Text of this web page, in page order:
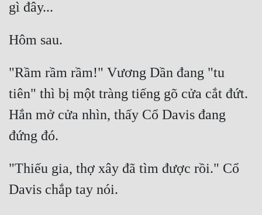
"Rầm rầm rầm!" Vương Dần đang "tu
tiên" thì bị một tràng tiếng gõ cửa cắt đứt.
Hắn mở cửa nhìn, thấy Cổ Davis đang
"Thiếu gia, thợ xây đã tìm được rồi." Cổ